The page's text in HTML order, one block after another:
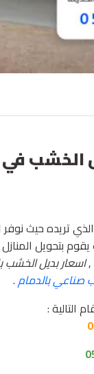
ت :
تريده حيث نوفر
بتحويل
,اسعار بديل الخشب
صناعي بالدمام.
التالية :